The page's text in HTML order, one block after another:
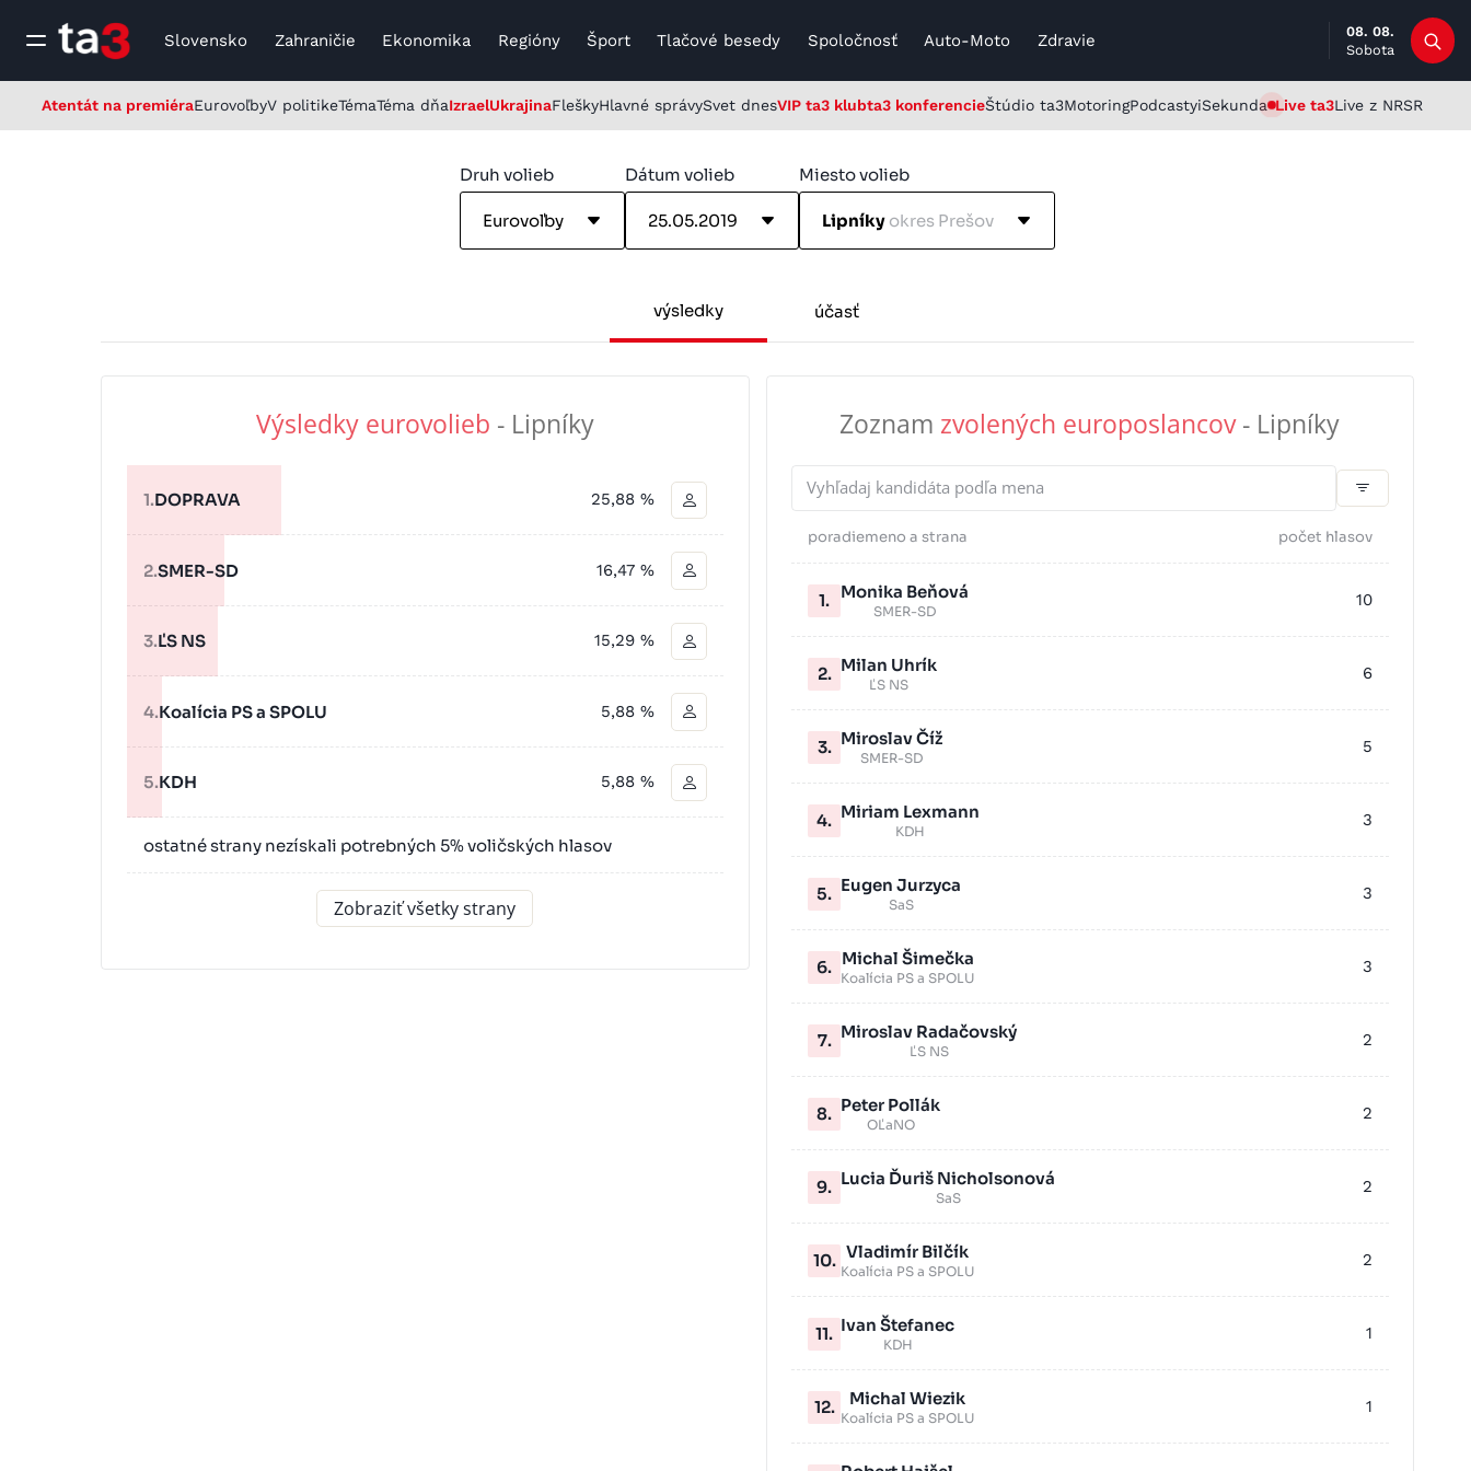
Slovensko Zahraničie Ekonomika Regióny Šport Tlačové besedy Spoločnosť Auto-Moto Zdravie
08. 08.
Sobota
Atentát na premiéraEurovoľbyV politikeTémaTéma dňaIzraelUkrajinaFleškyHlavné správySvet dnesVIP ta3 klubta3 konferencieŠtúdio ta3MotoringPodcastyiSekunda Live ta3Live z NRSR
Druh volieb
Eurovoľby
Dátum volieb
25.05.2019
Miesto volieb
Lipníky okres Prešov
výsledky účasť
Výsledky eurovolieb - Lipníky
1.DOPRAVA 25,88 %
2.SMER-SD 16,47 %
3.ĽS NS 15,29 %
4.Koalícia PS a SPOLU 5,88 %
5.KDH 5,88 %
ostatné strany nezískali potrebných 5% voličských hlasov
Zobraziť všetky strany
Zoznam zvolených europoslancov- Lipníky
poradiemeno a strana počet hlasov
1. Monika Beňová
SMER-SD
10
2. Milan Uhrík
ĽS NS
6
3. Miroslav Číž
SMER-SD
5
4. Miriam Lexmann
KDH
3
5. Eugen Jurzyca
SaS
3
6. Michal Šimečka
Koalícia PS a SPOLU
3
7. Miroslav Radačovský
ĽS NS
2
8. Peter Pollák
OĽaNO
2
9. Lucia Ďuriš Nicholsonová
SaS
2
10. Vladimír Bilčík
Koalícia PS a SPOLU
2
11. Ivan Štefanec
KDH
1
12. Michal Wiezik
Koalícia PS a SPOLU
1